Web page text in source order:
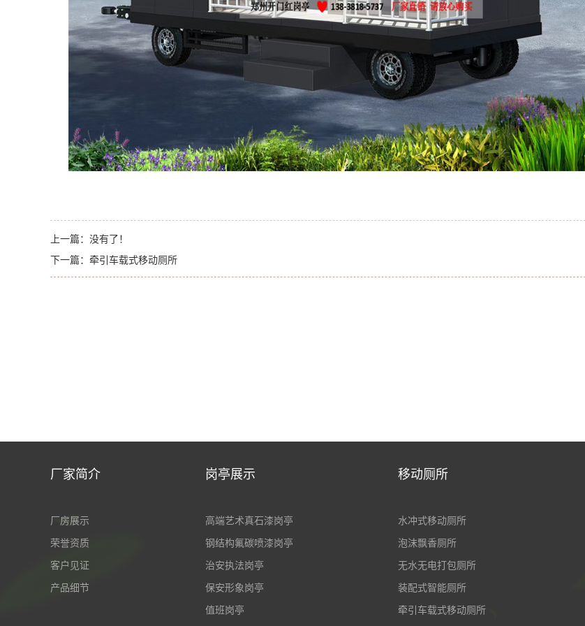
上一篇： 没有了！
下一篇： 牵引车载式移动厕所
厂家简介
厂房展示
荣誉资质
客户见证
产品细节
岗亭展示
高端艺术真石漆岗亭
钢结构氟碳喷漆岗亭
治安执法岗亭
保安形象岗亭
值班岗亭
移动厕所
水冲式移动厕所
泡沫飘香厕所
无水无电打包厕所
装配式智能厕所
牵引车载式移动厕所